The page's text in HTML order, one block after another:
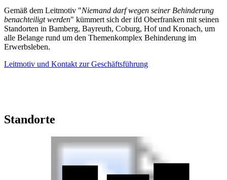
Gemäß dem Leitmotiv "Niemand darf wegen seiner Behinderung
benachteiligt werden" kümmert sich der ifd Oberfranken mit seinen
Standorten in Bamberg, Bayreuth, Coburg, Hof und Kronach, um
alle Belange rund um den Themenkomplex Behinderung im
Erwerbsleben.
Leitmotiv und Kontakt zur Geschäftsführung
Standorte